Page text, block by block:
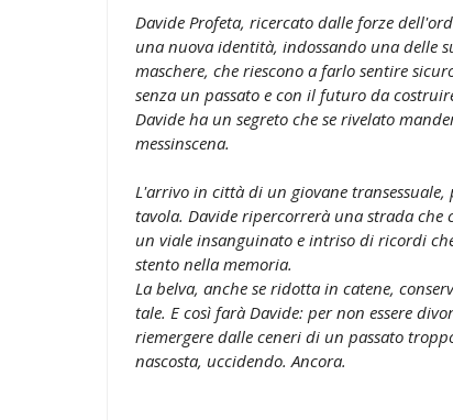
Davide Profeta, ricercato dalle forze
una nuova identità, indossando una delle
maschere, che riescono a farlo sentire
senza un passato e con il futuro da
Davide ha un segreto che se rivelato
messinscena.
L'arrivo in città di un giovane
tavola. Davide ripercorrerà una strada che
un viale insanguinato e intriso di ricordi
stento nella memoria.
La belva, anche se ridotta in catene,
tale. E così farà Davide: per non essere
riemergere dalle ceneri di un passato
nascosta, uccidendo. Ancora.